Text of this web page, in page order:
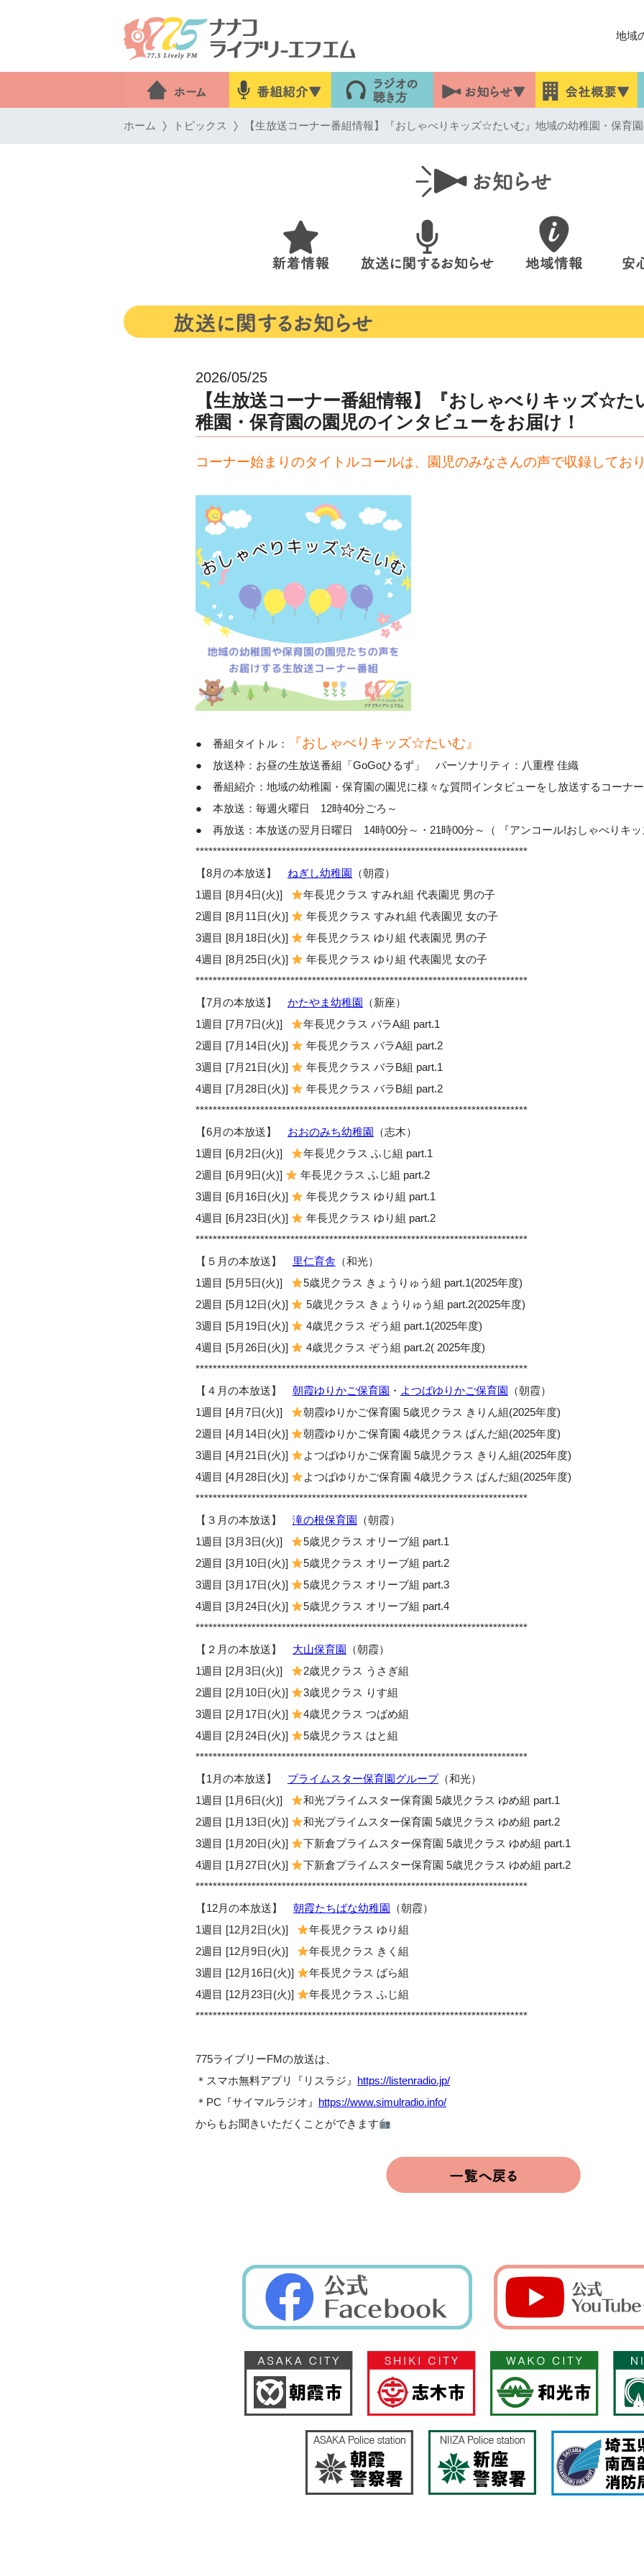
地域
ホーム トピックス 【生放送コーナー番組情報】『おしゃべりキッズ☆たいむ』地域の幼稚園・保育
2026/05/25
【生放送コーナー番組情報】『おしゃべりキッズ☆た
稚園・保育園の園児のインタビューをお届け！
コーナー始まりのタイトルコールは、園児のみなさんの声で収録してお
● 番組タイトル： 『おしゃべりキッズ☆たいむ』
● 放送枠：お昼の生放送番組「GoGoひるず」 パーソナリティ：八重樫 佳織
● 番組紹介：地域の幼稚園・保育園の園児に様々な質問インタビューをし放送するコーナー
● 本放送：毎週火曜日 12時40分ごろ～
● 再放送：本放送の翌月日曜日 14時00分～・21時00分～（ 『アンコール!おしゃべりキッ
*****************************************************************************
【8月の本放送】 ねぎし幼稚園 （朝霞）
1週目 [8月4日(火)] 年長児クラス すみれ組 代表園児 男の子
2週目 [8月11日(火)] 年長児クラス すみれ組 代表園児 女の子
3週目 [8月18日(火)] 年長児クラス ゆり組 代表園児 男の子
4週目 [8月25日(火)] 年長児クラス ゆり組 代表園児 女の子
*****************************************************************************
【7月の本放送】かたやま幼稚園 （新座）
1週目 [7月7日(火)] 年長児クラス バラA組 part.1
2週目 [7月14日(火)] 年長児クラス バラA組 part.2
3週目 [7月21日(火)] 年長児クラス バラB組 part.1
4週目 [7月28日(火)] 年長児クラス バラB組 part.2
*****************************************************************************
【6月の本放送】 おおのみち幼稚園 （志木）
1週目 [6月2日(火)] 年長児クラス ふじ組 part.1
2週目 [6月9日(火)] 年長児クラス ふじ組 part.2
3週目 [6月16日(火)] 年長児クラス ゆり組 part.1
4週目 [6月23日(火)] 年長児クラス ゆり組 part.2
*****************************************************************************
【５月の本放送】 里仁育舎 （和光）
1週目 [5月5日(火)] 5歳児クラス きょうりゅう組 part.1(2025年度)
2週目 [5月12日(火)] 5歳児クラス きょうりゅう組 part.2(2025年度)
3週目 [5月19日(火)] 4歳児クラス ぞう組 part.1(2025年度)
4週目 [5月26日(火)] 4歳児クラス ぞう組 part.2( 2025年度)
*****************************************************************************
【４月の本放送】 朝霞ゆりかご保育園 ・ よつばゆりかご保育園 （朝霞）
1週目 [4月7日(火)] 朝霞ゆりかご保育園 5歳児クラス きりん組(2025年度)
2週目 [4月14日(火)] 朝霞ゆりかご保育園 4歳児クラス ぱんだ組(2025年度)
3週目 [4月21日(火)] よつばゆりかご保育園 5歳児クラス きりん組(2025年度)
4週目 [4月28日(火)] よつばゆりかご保育園 4歳児クラス ぱんだ組(2025年度)
*****************************************************************************
【３月の本放送】 滝の根保育園 （朝霞）
1週目 [3月3日(火)] 5歳児クラス オリーブ組 part.1
2週目 [3月10日(火)] 5歳児クラス オリーブ組 part.2
3週目 [3月17日(火)] 5歳児クラス オリーブ組 part.3
4週目 [3月24日(火)] 5歳児クラス オリーブ組 part.4
*****************************************************************************
【２月の本放送】 大山保育園 （朝霞）
1週目 [2月3日(火)] 2歳児クラス うさぎ組
2週目 [2月10日(火)]
3歳児クラス りす組
3週目 [2月17日(火)]
4歳児クラス つばめ組
4週目 [2月24日(火)] 5歳児クラス はと組
*****************************************************************************
【1月の本放送】 プライムスター保育園グループ（和光）
1週目 [1月6日(火)] 和光プライムスター保育園 5歳児クラス ゆめ組 part.1
2週目 [1月13日(火)] 和光プライムスター保育園 5歳児クラス ゆめ組 part.2
3週目 [1月20日(火)] 下新倉プライムスター保育園 5歳児クラス ゆめ組 part.1
4週目 [1月27日(火)] 下新倉プライムスター保育園 5歳児クラス ゆめ組 part.2
*****************************************************************************
【12月の本放送】 朝霞たちばな幼稚園 （朝霞）
1週目 [12月2日(火)]
年長児クラス ゆり組
2週目 [12月9日(火)]
年長児クラス きく組
3週目 [12月16日(火)] 年長児クラス ばら組
4週目 [12月23日(火)] 年長児クラス ふじ組
*****************************************************************************
775ライブリーFMの放送は、
＊スマホ無料アプリ『リスラジ』 https://listenradio.jp/
＊PC『サイマルラジオ』 https://www.simulradio.info/
からもお聞きいただくことができます